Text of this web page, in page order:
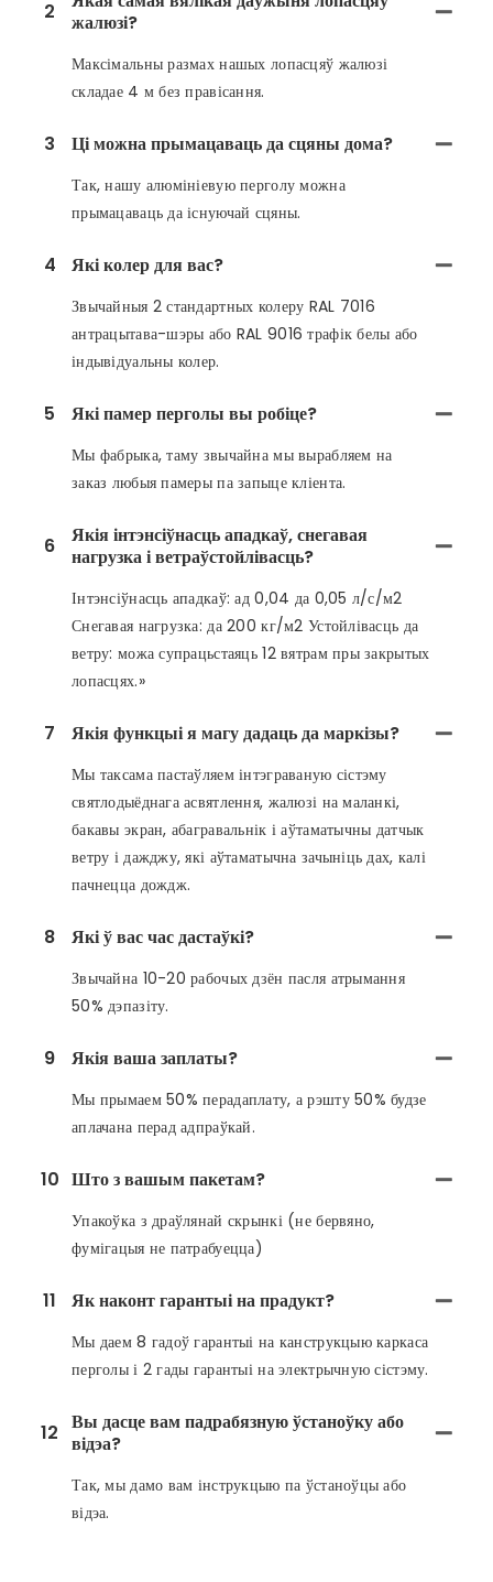
2
жалюзі?
Максімальны размах нашых лопасцяў жалюзі
складае 4 м без правісання.
3 Ці можна прымацаваць да сцяны дома?
Так, нашу алюмініевую перголу можна
прымацаваць да існуючай сцяны.
4 Які колер для вас?
Звычайныя 2 стандартных колеру RAL 7016
антрацытава-шэры або RAL 9016 трафік белы або
індывідуальны колер.
5 Які памер перголы вы робіце?
Мы фабрыка, таму звычайна мы вырабляем на
заказ любыя памеры па запыце кліента.
6
Якія інтэнсіўнасць ападкаў, снегавая
нагрузка і ветраўстойлівасць?
Інтэнсіўнасць ападкаў: ад 0,04 да 0,05 л/с/м2
Снегавая нагрузка: да 200 кг/м2 Устойлівасць да
ветру: можа супрацьстаяць 12 вятрам пры закрытых
лопасцях.»
7 Якія функцыі я магу дадаць да маркізы?
Мы таксама пастаўляем інтэграваную сістэму
святлодыёднага асвятлення, жалюзі на маланкі,
бакавы экран, абагравальнік і аўтаматычны датчык
ветру і дажджу, які аўтаматычна зачыніць дах, калі
пачнецца дождж.
8 Які ў вас час дастаўкі?
Звычайна 10-20 рабочых дзён пасля атрымання
50% дэпазіту.
9 Якія ваша заплаты?
Мы прымаем 50% перадаплату, а рэшту 50% будзе
аплачана перад адпраўкай.
10 Што з вашым пакетам?
Упакоўка з драўлянай скрынкі (не бервяно,
фумігацыя не патрабуецца)
11 Як наконт гарантыі на прадукт?
Мы даем 8 гадоў гарантыі на канструкцыю каркаса
перголы і 2 гады гарантыі на электрычную сістэму.
12 Вы дасце вам падрабязную ўстаноўку або
відэа?
Так, мы дамо вам інструкцыю па ўстаноўцы або
відэа.